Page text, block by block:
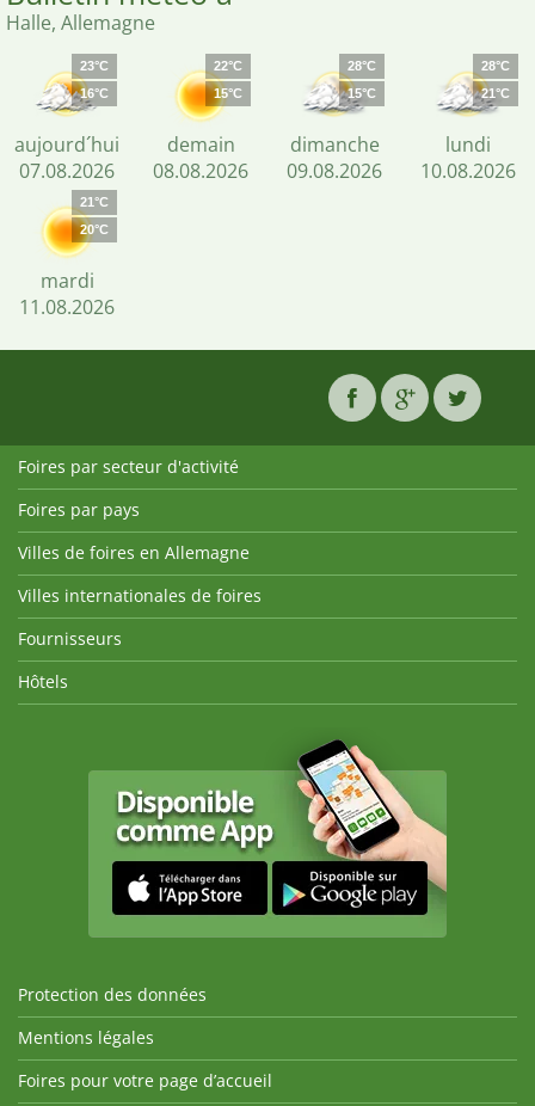
Halle, Allemagne
23°C
16°C
aujourd´hui
07.08.2026
22°C
15°C
demain
08.08.2026
28°C
15°C
dimanche
09.08.2026
28°C
21°C
lundi
10.08.2026
21°C
20°C
mardi
11.08.2026
Foires par secteur d'activité
Foires par pays
Villes de foires en Allemagne
Villes internationales de foires
Fournisseurs
Hôtels
Protection des données
Mentions légales
Foires pour votre page d’accueil